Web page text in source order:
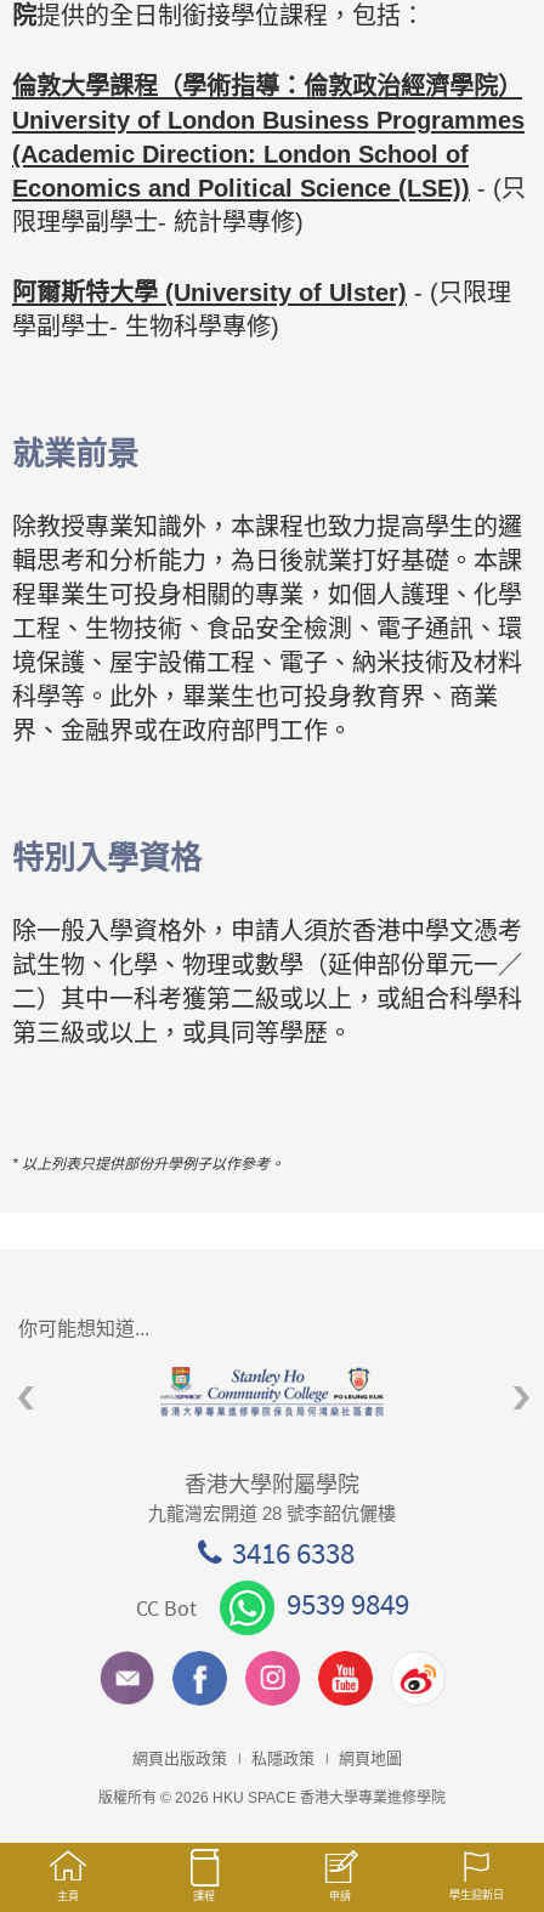
院提供的全日制銜接學位課程，包括：
倫敦大學課程（學術指導：倫敦政治經濟學院）
University of London Business Programmes
(Academic Direction: London School of
Economics and Political Science (LSE)) - (只
限理學副學士- 統計學專修)
阿爾斯特大學 (University of Ulster) - (只限理
學副學士- 生物科學專修)
就業前景
除教授專業知識外，本課程也致力提高學生的邏
輯思考和分析能力，為日後就業打好基礎。本課
程畢業生可投身相關的專業，如個人護理、化學
工程、生物技術、食品安全檢測、電子通訊、環
境保護、屋宇設備工程、電子、納米技術及材料
科學等。此外，畢業生也可投身教育界、商業
界、金融界或在政府部門工作。
特別入學資格
除一般入學資格外，申請人須於香港中學文憑考
試生物、化學、物理或數學（延伸部份單元一／
二）其中一科考獲第二級或以上，或組合科學科
第三級或以上，或具同等學歷。
* 以上列表只提供部份升學例子以作參考。
你可能想知道...
香港大學附屬學院
九龍灣宏開道 28 號李韶伉儷樓
3416 6338
CC Bot 9539 9849
網頁出版政策 私隱政策 網頁地圖
版權所有 © 2026 HKU SPACE 香港大學專業進修學院
主頁 課程 申請 學生迎新日